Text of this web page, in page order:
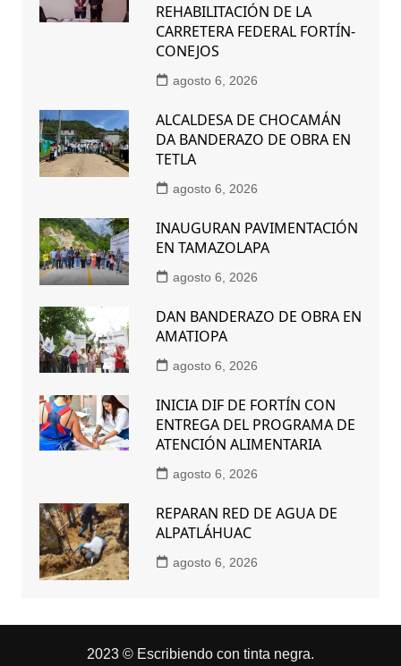
REHABILITACIÓN DE LA
CARRETERA FEDERAL FORTÍN-
CONEJOS
agosto 6, 2026
ALCALDESA DE CHOCAMÁN
DA BANDERAZO DE OBRA EN
TETLA
agosto 6, 2026
INAUGURAN PAVIMENTACIÓN
EN TAMAZOLAPA
agosto 6, 2026
DAN BANDERAZO DE OBRA EN
AMATIOPA
agosto 6, 2026
INICIA DIF DE FORTÍN CON
ENTREGA DEL PROGRAMA DE
ATENCIÓN ALIMENTARIA
agosto 6, 2026
REPARAN RED DE AGUA DE
ALPATLÁHUAC
agosto 6, 2026
2023 © Escribiendo con tinta negra.